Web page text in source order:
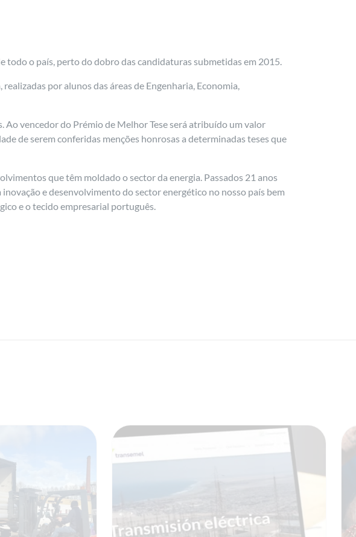
todo o país, perto do dobro das candidaturas submetidas em 2015.
por alunos das áreas de Engenharia, Economia,
Ao vencedor do Prémio de Melhor Tese será atribuído um valor
de serem conferidas menções honrosas a determinadas teses que
que têm moldado o sector da energia. Passados 21 anos
e desenvolvimento do sector energético no nosso país bem
e o tecido empresarial português.